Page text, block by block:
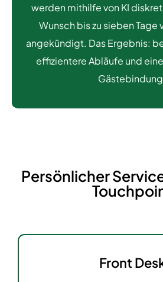
werden mithilfe von KI
Wunsch bis zu sieben Tage
angekündigt. Das Ergebnis:
effizientere Abläufe und
Persönlicher
Front